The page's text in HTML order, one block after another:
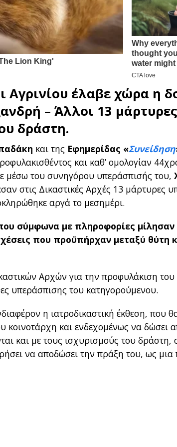
Αγρινίου έλαβε χώρα η
– Άλλοι 13 μάρτυρες
δράστη.
και της Εφημερίδας «Συνείδηση
και καθ’ ομολογίαν
μέσω του συνηγόρου υπεράσπισής του,
στις Δικαστικές Αρχές 13 μάρτυρες
αργά το μεσημέρι.
σύμφωνα με πληροφορίες μίλησαν
που προϋπήρχαν μεταξύ θύτη
Αρχών για την προφυλάκιση
υπεράσπισης του κατηγορούμενου.
η ιατροδικαστική έκθεση, που
κοινοτάρχη και ενδεχομένως να δώσει
και με τους ισχυρισμούς του
να αποδώσει την πράξη του, ως